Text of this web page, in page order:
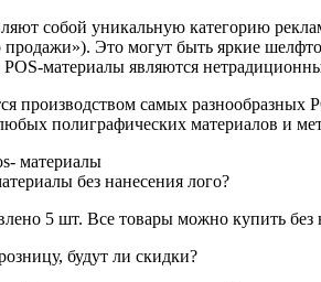
собой уникальную категорию
продажи»). Это могут быть яркие
материалы являются
производством самых
полиграфических материалов и
материалы
без нанесения лого?
5 шт. Все товары можно купить
будут ли скидки?